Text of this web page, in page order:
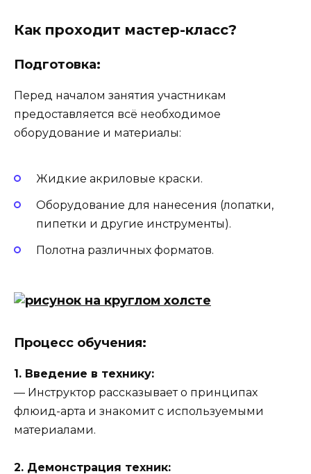
Как проходит мастер-класс?
Подготовка:
Перед началом занятия участникам
предоставляется всё необходимое
оборудование и материалы:
Жидкие акриловые краски.
Оборудование для нанесения (лопатки,
пипетки и другие инструменты).
Полотна различных форматов.
Процесс обучения:
1. Введение в технику:
— Инструктор рассказывает о принципах
флюид-арта и знакомит с используемыми
материалами.
2. Демонстрация техник: